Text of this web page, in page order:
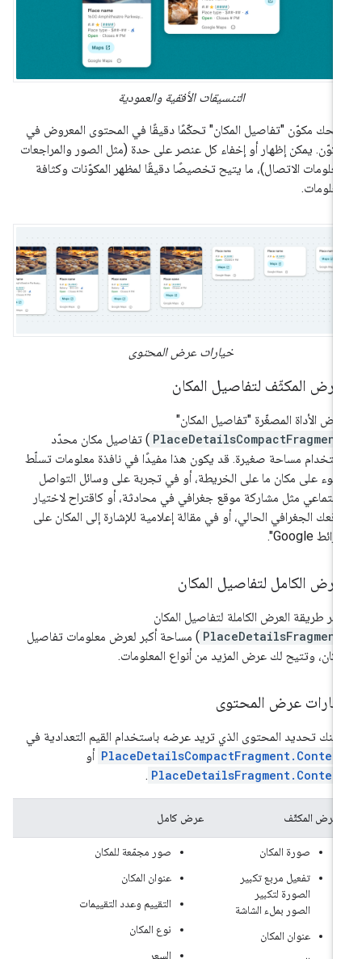
التنسيقات الأفقية والعمودية
مكوّن "تفاصيل المكان" تحكّمًا دقيقًا في المحتوى المعروض في
يمكن إظهار أو إخفاء كل عنصر على حدة (مثل الصور والمراجعات
الاتصال)، ما يتيح تخصيصًا دقيقًا لمظهر المكوّنات وكثافة
خيارات عرض المحتوى
المكثّف لتفاصيل المكان
الأداة المصغّرة "تفاصيل المكان"
PlaceDetailsCompactFragment ) تفاصيل مكان محدّد
مساحة صغيرة. قد يكون هذا مفيدًا في نافذة معلومات تسلّط
على مكان ما على الخريطة، أو في تجربة على وسائل التواصل
مثل مشاركة موقع جغرافي في محادثة، أو كاقتراح لاختيار
الجغرافي الحالي، أو في مقالة إعلامية للإشارة إلى المكان على
الكامل لتفاصيل المكان
طريقة العرض الكاملة لتفاصيل المكان
PlaceDetailsFragment ) مساحة أكبر لعرض معلومات تفاصيل
وتتيح لك عرض المزيد من أنواع المعلومات.
عرض المحتوى
تحديد المحتوى الذي تريد عرضه باستخدام القيم التعدادية في
أو
.
العرض المكثّف عرض كامل
صورة المكان
تفعيل مربع تكبير
الصورة لتكبير
الصور بملء الشاشة
عنوان المكان
صور مجمّعة للمكان
عنوان المكان
التقييم وعدد التقييمات
نوع المكان
السعر